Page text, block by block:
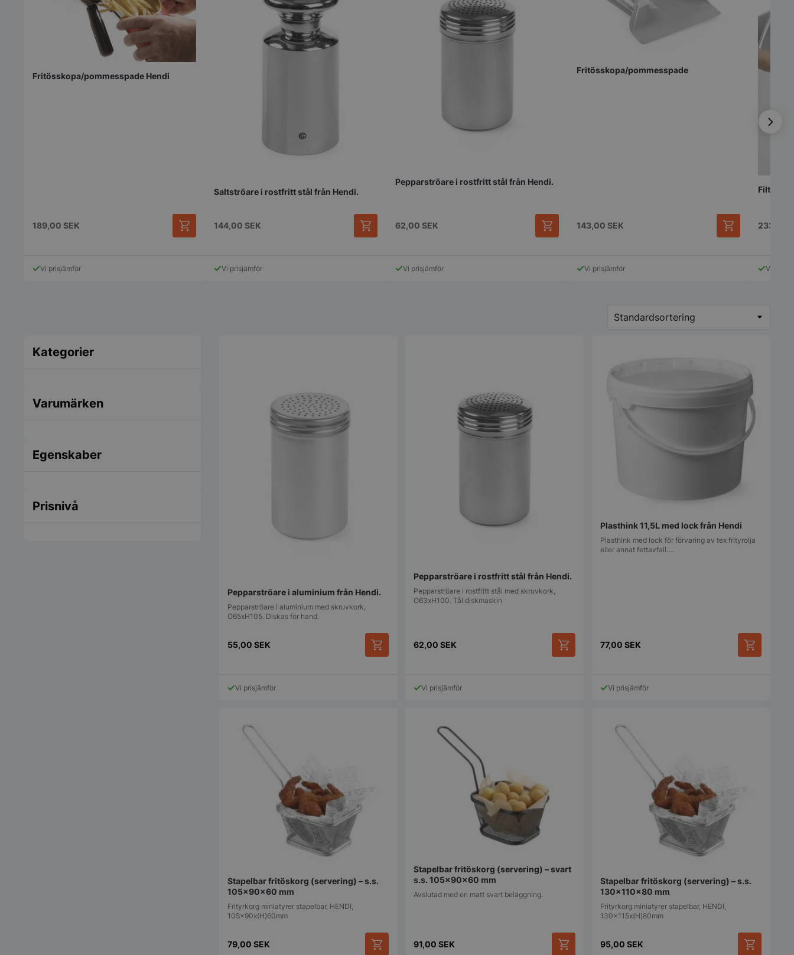
Fritösskopa/pommesspade Hendi
189,00 SEK
Vi prisjämför
Saltströare i rostfritt stål från Hendi.
144,00 SEK
Vi prisjämför
Pepparströare i rostfritt stål från Hendi.
62,00 SEK
Vi prisjämför
Fritösskopa/pommesspade
143,00 SEK
Vi prisjämför
233,00
Vi
Kategorier
Varumärken
Egenskaber
Prisnivå
Pepparströare i aluminium från Hendi.
Pepparströare i aluminium med skruvkork,
O65xH105. Diskas för hand.
55,00 SEK
Vi prisjämför
Pepparströare i rostfritt stål från Hendi.
Pepparströare i rostfritt stål med skruvkork,
O63xH100. Tål diskmaskin
62,00SEK
Vi prisjämför
Plasthink 11,5L med lock från Hendi
Plasthink med lock för förvaring av tex frityrolja
eller annat fettavfall.…
77,00 SEK
Vi prisjämför
Stapelbar fritöskorg (servering) – s.s.
105x90x60 mm
Frityrkorg miniatyrer stapelbar, HENDI,
105x90x(H)60mm
79,00 SEK
Stapelbar fritöskorg (servering) – svart
s.s. 105x90x60 mm
Avslutad med en matt svart beläggning.
91,00SEK
Stapelbar fritöskorg (servering) – s.s.
130x110x80 mm
Frityrkorg miniatyrer stapelbar, HENDI,
130x115x(H)80mm
95,00 SEK